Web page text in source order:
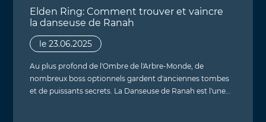
Elden Ring: Comment trouver et vaincre
la danseuse de Ranah
le 23.06.2025
Au plus profond de l'Ombre de l'Arbre-Monde, de
nombreux boss optionnels gardent d'anciennes tombes
et de puissants secrets. La Danseuse de Ranah est l'une…